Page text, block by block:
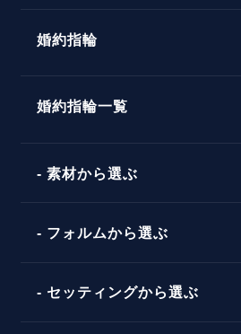
パーフェクトプロポーズリング
婚約指輪マッチング診断
ダイヤモンドの品質とは？
タイミング
婚約指輪
婚約指輪一覧
素材から選ぶ
フォルムから選ぶ
ストレートライン
セッティングから選ぶ